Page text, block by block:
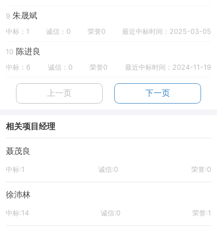
9 朱晟斌
中标：1 诚信：0 荣誉0 最近中标时间：2025-03-05
10 陈进良
中标：6 诚信：0 荣誉0 最近中标时间：2024-11-19
上一页 下一页
相关项目经理
聂茂良
中标:1 诚信:0 荣誉:0
徐沛林
中标:14 诚信:0 荣誉:1